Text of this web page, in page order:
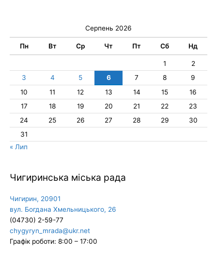
Серпень 2026
Пн Вт Ср Чт Пт Сб Нд
1
2
3
4 5 6 7 8
9
10
11 12 13 14 15
16
17
18 19 20 21 22
23
24
25 26 27 28 29
30
31
« Лип
Чигиринська міська рада
Чигирин, 20901
вул. Богдана Хмельницького, 26
(04730) 2-59-77
chygyryn_mrada@ukr.net
Графік роботи: 8:00 – 17:00